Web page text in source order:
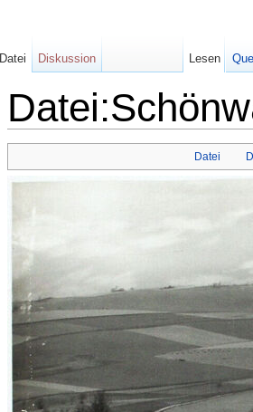
Datei
Datei Diskussion Lesen